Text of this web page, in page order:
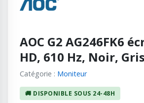
AOC G2 AG246FK6
HD, 610 Hz, Noir, Gris
Catégorie : Moniteur
🚚 DISPONIBLE SOUS 24-48H